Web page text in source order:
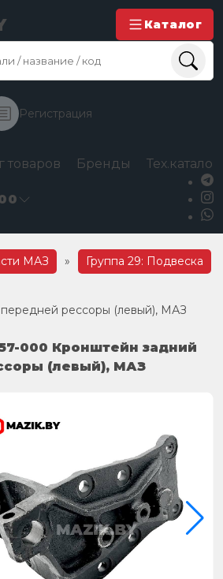
Каталог
Регистрация
товаров Бренды
МАЗ »
Группа 29: Подвеска
рессоры (левый), МАЗ
000 Кронштейн задний
(левый), МАЗ